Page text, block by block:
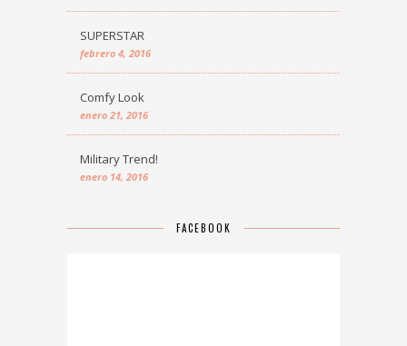
SUPERSTAR
febrero 4, 2016
Comfy Look
enero 21, 2016
Military Trend!
enero 14, 2016
FACEBOOK